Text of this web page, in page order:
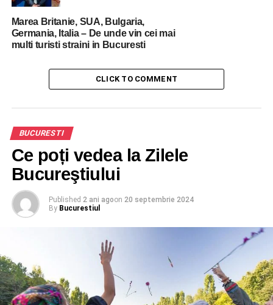
Marea Britanie, SUA, Bulgaria,
Germania, Italia – De unde vin cei mai
multi turisti straini in Bucuresti
CLICK TO COMMENT
BUCURESTI
Ce poți vedea la Zilele
Bucureştiului
Published 2 ani agoon 20 septembrie 2024
By Bucurestiul